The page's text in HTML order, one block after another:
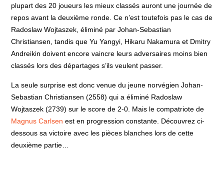
plupart des 20 joueurs les mieux classés auront une journée de
repos avant la deuxième ronde. Ce n’est toutefois pas le cas de
Radoslaw Wojtaszek, éliminé par Johan-Sebastian
Christiansen, tandis que Yu Yangyi, Hikaru Nakamura et Dmitry
Andreikin doivent encore vaincre leurs adversaires moins bien
classés lors des départages s’ils veulent passer.
La seule surprise est donc venue du jeune norvégien Johan-
Sebastian Christiansen (2558) qui a éliminé Radoslaw
Wojtaszek (2739) sur le score de 2-0. Mais le compatriote de
Magnus Carlsen est en progression constante. Découvrez ci-
dessous sa victoire avec les pièces blanches lors de cette
deuxième partie…